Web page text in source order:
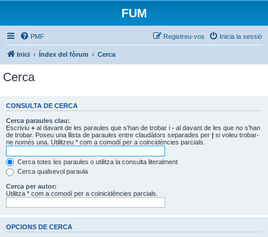
FUM
PMF Inicia la sessió
Registreu-vos
Inici Índex del fòrum Cerca
Cerca
CONSULTA DE CERCA
Cerca paraules clau:
Escriviu + al davant de les paraules que s’han de trobar i - al davant de les que no s’han
de trobar. Poseu una llista de paraules entre claudàtors separades per | si voleu trobar-
ne només una. Utilitzeu * com a comodí per a coincidències parcials.
Cerca totes les paraules o utilitza la consulta literalment
Cerca qualsevol paraula
Cerca per autor:
Utilitza * com a comodí per a coinicidències parcials.
OPCIONS DE CERCA